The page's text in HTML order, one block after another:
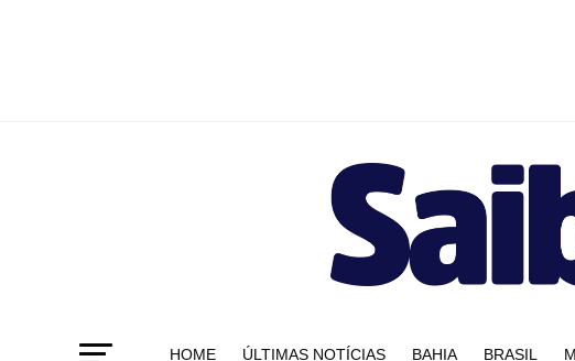
HOME ÚLTIMAS NOTÍCIAS BAHIA BRASIL